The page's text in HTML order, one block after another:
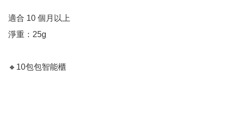
適合 10 個月以上
淨重：25g
🔸10包包智能櫃